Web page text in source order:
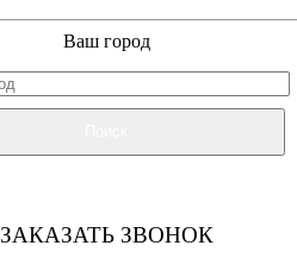
Ваш город
ЗАКАЗАТЬ ЗВОНОК